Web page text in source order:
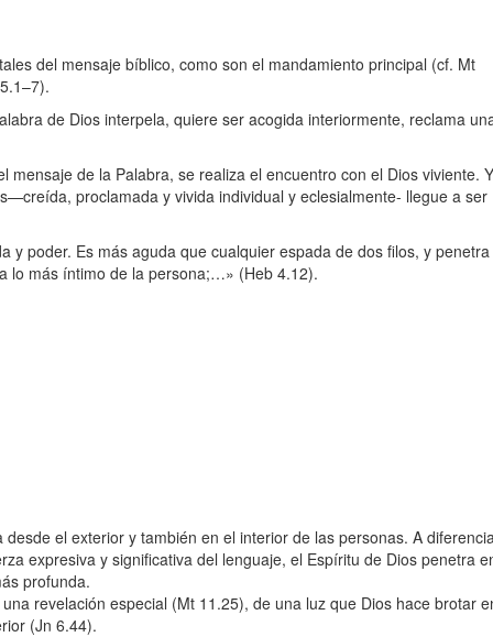
del mensaje bíblico, como son el mandamiento principal (cf. Mt
de Dios interpela, quiere ser acogida interiormente, reclama
mensaje de la Palabra, se realiza el encuentro con el Dios viviente. Y
proclamada y vivida individual y eclesialmente- llegue a ser
y poder. Es más aguda que cualquier espada de dos filos, y penetra
lo más íntimo de la persona;…» (Heb 4.12).
el exterior y también en el interior de las personas. A
expresiva y significativa del lenguaje, el Espíritu de Dios penetra
profunda.
revelación especial (Mt 11.25), de una luz que Dios hace brotar
(Jn 6.44).